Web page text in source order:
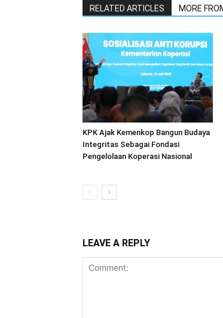
RELATED ARTICLES MORE
KPK Ajak Kemenkop Bangun Budaya
Integritas Sebagai Fondasi
Pengelolaan Koperasi Nasional
LEAVE A REPLY